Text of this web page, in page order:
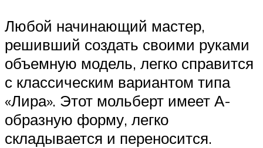
Любой начинающий мастер,
решивший создать своими руками
объемную модель, легко справится
с классическим вариантом типа
«Лира». Этот мольберт имеет А-
образную форму, легко
складывается и переносится.